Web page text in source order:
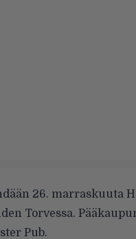
26. marraskuuta
Torvessa.
Pub.